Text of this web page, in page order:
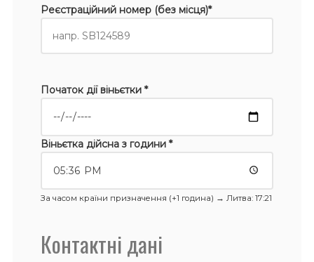
Реєстраційний номер (без місця)*
Початок дії віньєтки *
Віньєтка дійсна з години *
За часом країни призначення (+1 година) → Литва: 17:21
Контактні дані